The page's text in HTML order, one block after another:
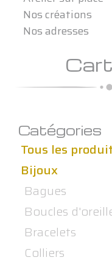
Nos créations
Nos adresses
Catégories
Tous les
Bijoux
Bagues
Boucles
Bracelets
Colliers